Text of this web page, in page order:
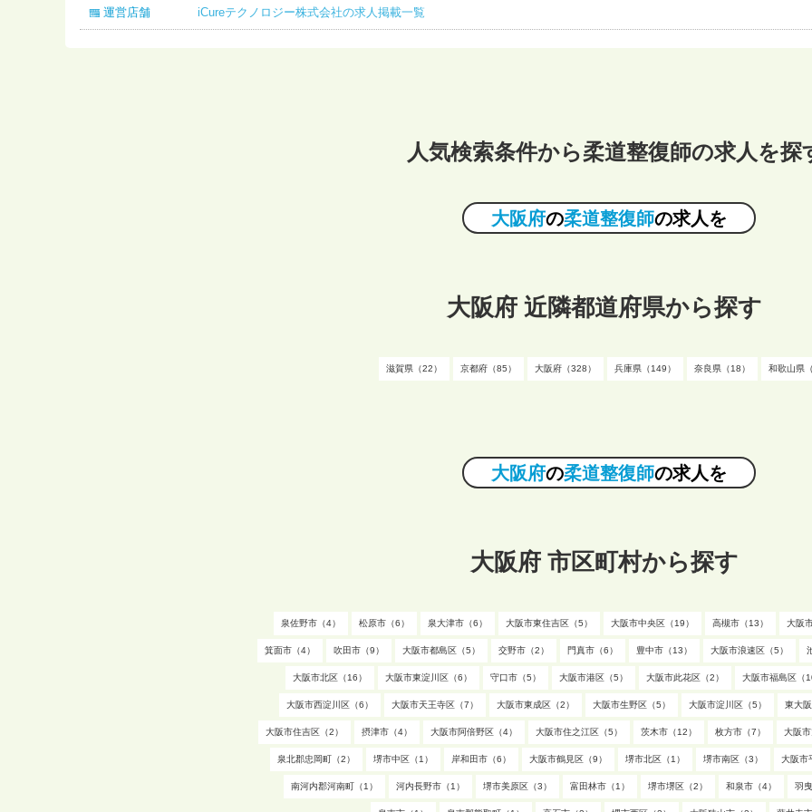
運営店舗 iCureテクノロジー株式会社の求人掲載一覧
人気検索条件から柔道整復師の求人を探
大阪府の柔道整復師の求人を
大阪府 近隣都道府県から探す
滋賀県（22） 京都府（85） 大阪府（328） 兵庫県（149） 奈良県（18） 和歌山県
大阪府の柔道整復師の求人を
大阪府 市区町村から探す
泉佐野市（4） 松原市（6） 泉大津市（6） 大阪市東住吉区（5） 大阪市中央区（19） 高槻市（13） 大阪
箕面市（4） 吹田市（9） 大阪市都島区（5） 交野市（2） 門真市（6） 豊中市（13） 大阪市浪速区（5）
大阪市北区（16） 大阪市東淀川区（6） 守口市（5） 大阪市港区（5） 大阪市此花区（2） 大阪市福島区（
大阪市西淀川区（6） 大阪市天王寺区（7） 大阪市東成区（2） 大阪市生野区（5） 大阪市淀川区（5） 東大
大阪市住吉区（2） 摂津市（4） 大阪市阿倍野区（4） 大阪市住之江区（5） 茨木市（12） 枚方市（7） 大阪
泉北郡忠岡町（2） 堺市中区（1） 岸和田市（6） 大阪市鶴見区（9） 堺市北区（1） 堺市南区（3） 大阪市
南河内郡河南町（1） 河内長野市（1） 堺市美原区（3） 富田林市（1） 堺市堺区（2） 和泉市（4） 羽